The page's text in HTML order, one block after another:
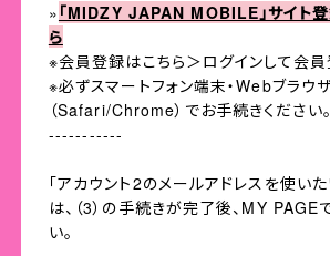
» 「MIDZY JAPAN MOBILE」サイト
ら
※会員登録はこちら＞ログインして会
※必ずスマートフォン端末・Webブラウ
（Safari/Chrome）でお手続きください。
-----------
「アカウント2のメールアドレスを使い
は、（3）の手続きが完了後、MY PAGE
い。